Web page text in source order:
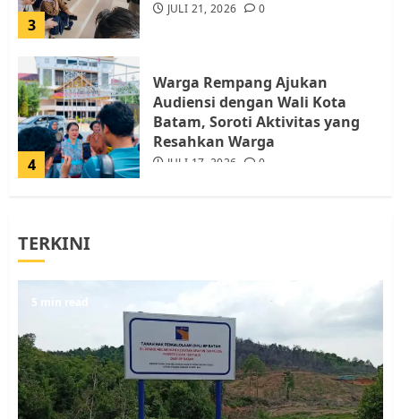
3
JULI 21, 2026 0
4
Warga Rempang Ajukan
Audiensi dengan Wali Kota
Batam, Soroti Aktivitas yang
Resahkan Warga
JULI 17, 2026 0
5
Pemko Batam Tegaskan RT dan
RW bukan Petugas Pendataan
dan Pemungutan Pajak
TERKINI
5 min read